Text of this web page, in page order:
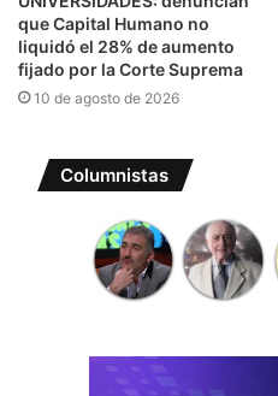
que Capital Humano no
liquidó el 28% de aumento
fijado por la Corte Suprema
10 de agosto de 2026
Columnistas